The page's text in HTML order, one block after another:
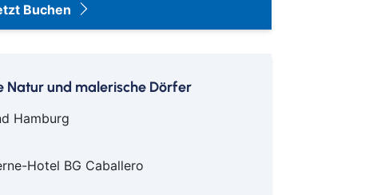
Buchen
und malerische Dörfer
Hamburg
Hotel BG Caballero